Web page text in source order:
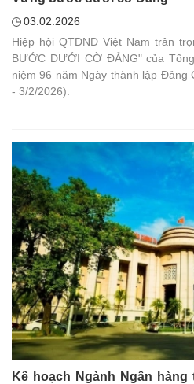
03.02.2026
Hiệp hội QTDND Việt Nam trân
BƯỚC DƯỚI CỜ ĐẢNG" của
niệm 96 năm Ngày thành lập Đảng
- 3/2/2026).
Kế hoạch Ngành Ngân